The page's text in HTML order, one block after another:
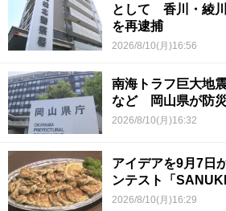
として 香川・綾
を再逮捕
2026/8/10(月)16:56
南海トラフ巨大地
など 岡山県が防
2026/8/10(月)16:32
アイデアを9月7日
ンテスト「
2026/8/10(月)16:29